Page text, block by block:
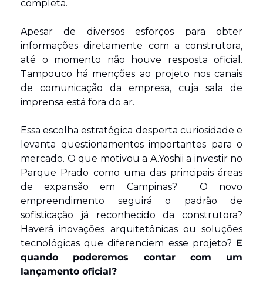
completa.
Apesar de diversos esforços para obter
informações diretamente com a construtora,
até o momento não houve resposta oficial.
Tampouco há menções ao projeto nos canais
de comunicação da empresa, cuja sala de
imprensa está fora do ar.
Essa escolha estratégica desperta curiosidade e
levanta questionamentos importantes para o
mercado. O que motivou a A.Yoshii a investir no
Parque Prado como uma das principais áreas
de expansão em Campinas?  O novo
empreendimento seguirá o padrão de
sofisticação já reconhecido da construtora?
Haverá inovações arquitetônicas ou soluções
tecnológicas que diferenciem esse projeto? E
quando poderemos contar com um
lançamento oficial?